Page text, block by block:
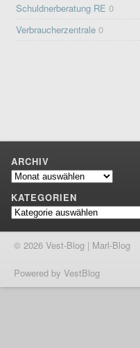
Schuldnerberatung RE 0
Verbraucherzentrale 0
ARCHIV
Archiv
KATEGORIEN
Kategorien
© 2026 Vest-Blog | Marl-Blog
Powered by VestBlog